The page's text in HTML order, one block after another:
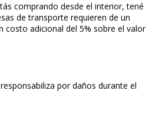
comprando desde el interior, tené
de transporte requieren de un
costo adicional del 5% sobre el valor
por daños durante el